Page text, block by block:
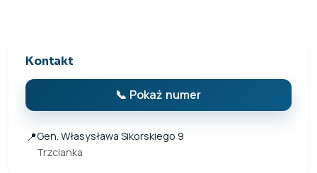
Kontakt
📞 Pokaż numer
📍Gen. Własysława Sikorskiego 9
Trzcianka